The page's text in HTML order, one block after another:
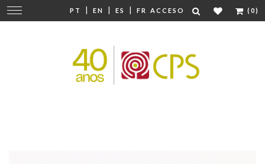
PT | EN | ES | FR ACCESO (0)
Cambiar
navegación